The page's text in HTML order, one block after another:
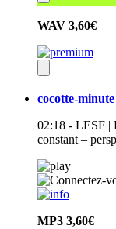
WAV 3,60€
cocotte-
02:18 - LESF |
constant –
MP3 3,60€